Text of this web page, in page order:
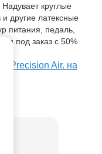
круглые
другие латексные
питания, педаль,
под заказ с 50%
Precision Air. на